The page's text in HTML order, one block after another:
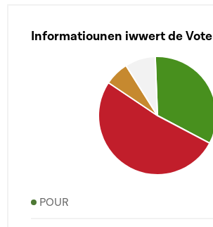
Informatiounen iwwert de Vote
POUR